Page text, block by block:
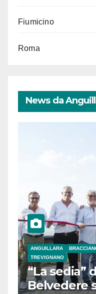
Fiumicino
Roma
News da
ANGUILLARA
TREVIGNANO
“La sedia”
Belvedere